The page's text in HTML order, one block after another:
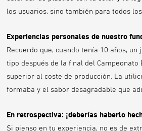
los usuarios, sino también para todos
Experiencias personales de nuestro
Recuerdo que, cuando tenía 10 años,
tipo después de la final del
superior al coste de producción. La
formaba y el sabor desagradable que
En retrospectiva: ¡deberías haberlo
Si pienso en tu experiencia, no es de